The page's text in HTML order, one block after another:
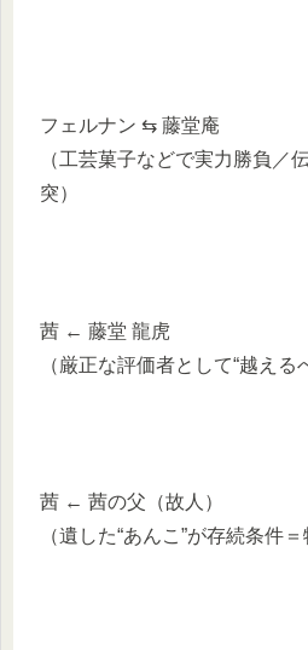
フェルナン ⇆ 藤堂庵
（工芸菓子などで実力勝負／
突）
茜 ← 藤堂 龍虎
（厳正な評価者として“越える
茜 ← 茜の父（故人）
（遺した“あんこ”が存続条件